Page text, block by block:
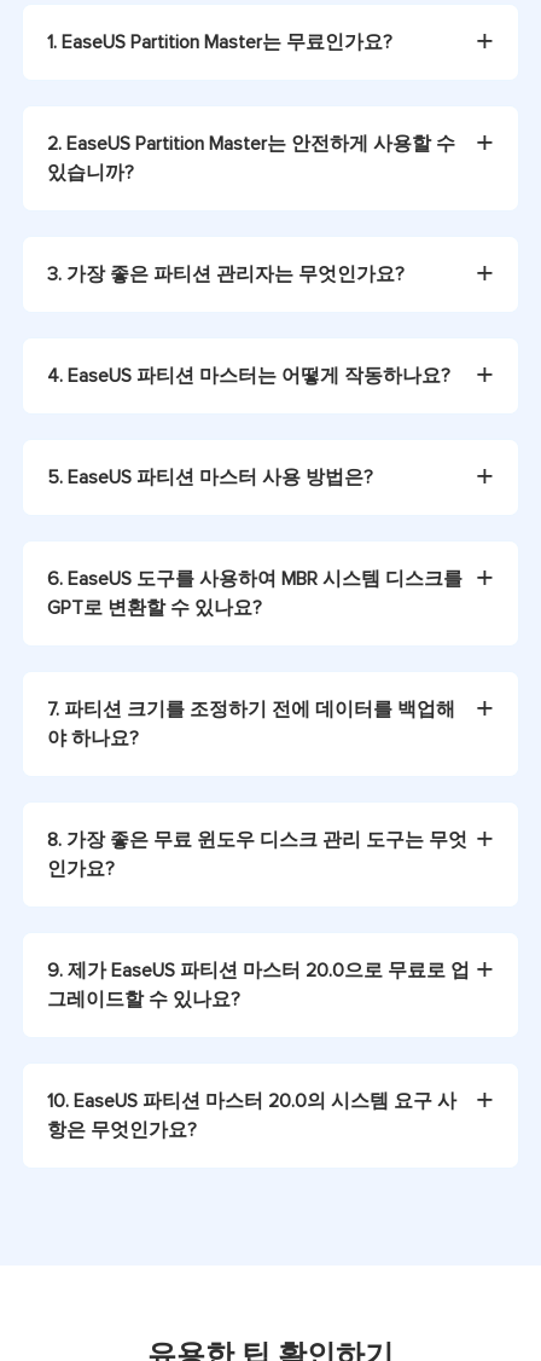
1. EaseUS Partition Master는 무료인가요?
2. EaseUS Partition Master는 안전하게 사용할 수
있습니까?
3. 가장 좋은 파티션 관리자는 무엇인가요?
4. EaseUS 파티션 마스터는 어떻게 작동하나요?
5. EaseUS 파티션 마스터 사용 방법은?
6. EaseUS 도구를 사용하여 MBR 시스템 디스크를
GPT로 변환할 수 있나요?
7. 파티션 크기를 조정하기 전에 데이터를 백업해
야 하나요?
8. 가장 좋은 무료 윈도우 디스크 관리 도구는 무엇
인가요?
9. 제가 EaseUS 파티션 마스터 20.0으로 무료로 업
그레이드할 수 있나요?
10. EaseUS 파티션 마스터 20.0의 시스템 요구 사
항은 무엇인가요?